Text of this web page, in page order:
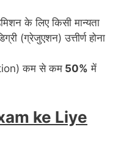
के लिए किसी मान्यता
(ग्रेजुएशन) उत्तीर्ण होना
कम से कम 50% में
ke Liye